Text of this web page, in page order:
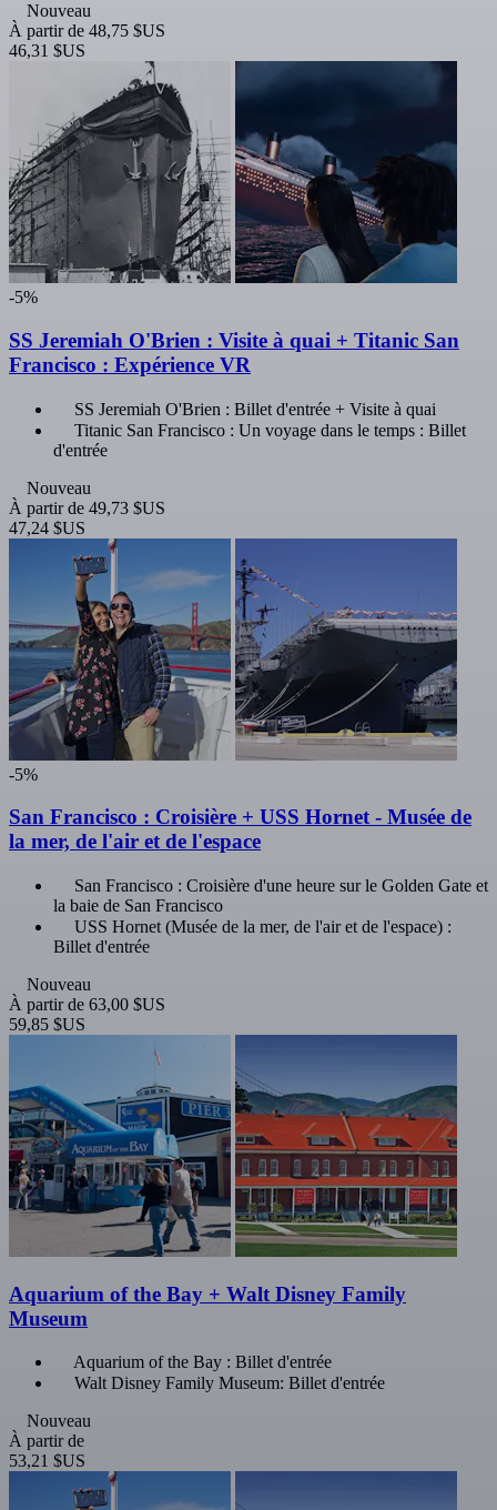
Nouveau
À partir de 48,75 $US
46,31 $US
-5%
SS Jeremiah O'Brien : Visite à quai + Titanic San
Francisco : Expérience VR
SS Jeremiah O'Brien : Billet d'entrée + Visite à quai
Titanic San Francisco : Un voyage dans le temps : Billet
d'entrée
Nouveau
À partir de 49,73 $US
47,24 $US
-5%
San Francisco : Croisière + USS Hornet - Musée de
la mer, de l'air et de l'espace
San Francisco : Croisière d'une heure sur le Golden Gate et
la baie de San Francisco
USS Hornet (Musée de la mer, de l'air et de l'espace) :
Billet d'entrée
Nouveau
À partir de 63,00 $US
59,85 $US
Aquarium of the Bay + Walt Disney Family
Museum
Aquarium of the Bay : Billet d'entrée
Walt Disney Family Museum: Billet d'entrée
Nouveau
À partir de
53,21 $US